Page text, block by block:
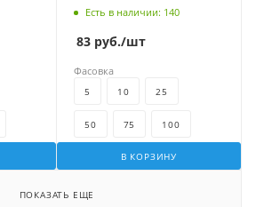
Есть в наличии: 140
83 руб./шт
В КОРЗИНУ
Фасовка
5 10 25
50 75 100
ПОКАЗАТЬ ЕЩЕ